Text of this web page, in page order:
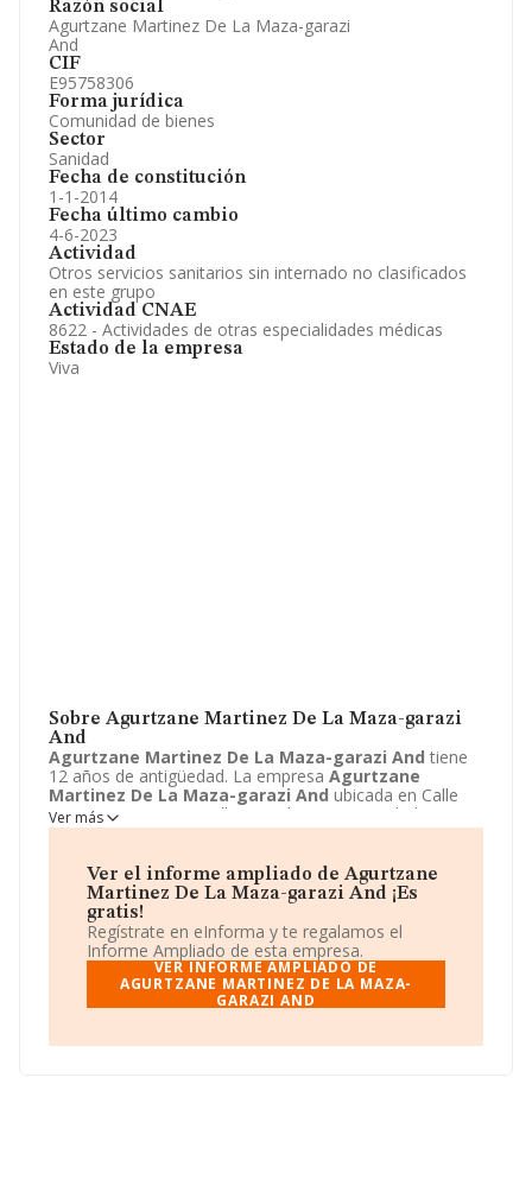
Razón social
Agurtzane Martinez De La Maza-garazi
And
CIF
E95758306
Forma jurídica
Comunidad de bienes
Sector
Sanidad
Fecha de constitución
1-1-2014
Fecha último cambio
4-6-2023
Actividad
Otros servicios sanitarios sin internado no clasificados
en este grupo
Actividad CNAE
8622 - Actividades de otras especialidades médicas
Estado de la empresa
Viva
Sobre Agurtzane Martinez De La Maza-garazi
And
Agurtzane Martinez De La Maza-garazi And tiene
12 años de antigüedad. La empresa Agurtzane
Martinez De La Maza-garazi And ubicada en Calle
Musico Sarasate, 6, Bilbao, Bizkaia. Su actividad CNAE
está definida como 8622 - Actividades de otras
Agurtzane Martinez De La Maza-garazi Andes
Comunidad de bienes.
Ver más
Ver el informe ampliado de Agurtzane
Martinez De La Maza-garazi And ¡Es
gratis!
Regístrate en eInforma y te regalamos el
Informe Ampliado de esta empresa.
VER INFORME AMPLIADO DE
AGURTZANE MARTINEZ DE LA MAZA-
GARAZI AND